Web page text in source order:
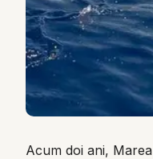
Acum doi ani,